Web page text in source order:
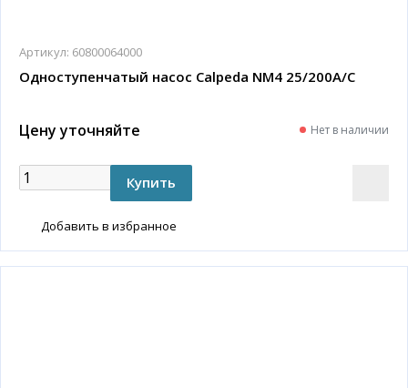
Артикул: 60800064000
Одноступенчатый насос Calpeda NM4 25/200A/C
Цену уточняйте Нет в наличии
Добавить в избранное